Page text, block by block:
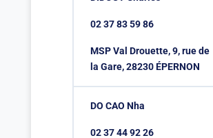
02 37 83 59 86
MSP Val Drouette, 9, rue de
la Gare, 28230 ÉPERNON
DO CAO Nha
02 37 44 92 26